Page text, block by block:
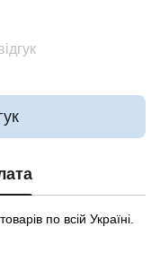
по всій Україні.